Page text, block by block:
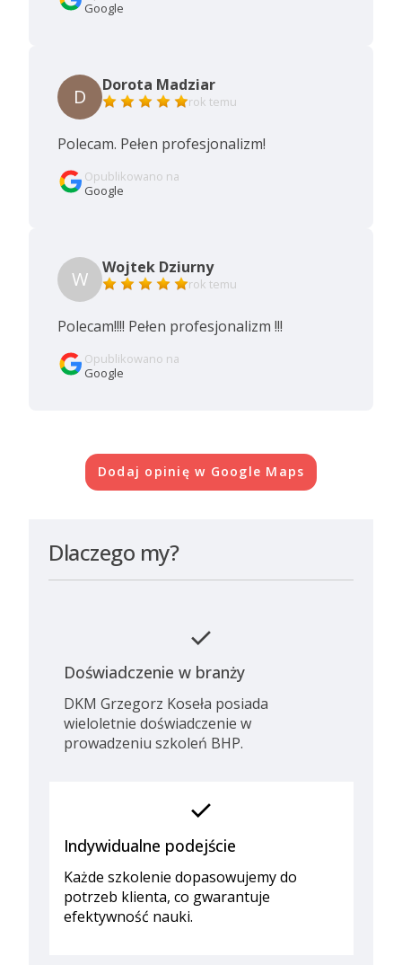
Google
D Dorota Madziar
rok temu
Polecam. Pełen profesjonalizm!
Opublikowano na
Google
W Wojtek Dziurny
rok temu
Polecam!!!! Pełen profesjonalizm !!!
Opublikowano na
Google
Dodaj opinię w Google Maps
Dlaczego my?
check
Doświadczenie w branży
DKM Grzegorz Koseła posiada
wieloletnie doświadczenie w
prowadzeniu szkoleń BHP.
check
Indywidualne podejście
Każde szkolenie dopasowujemy do
potrzeb klienta, co gwarantuje
efektywność nauki.